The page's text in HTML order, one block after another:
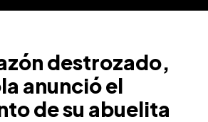
destrozado,
anunció el
de su abuelita